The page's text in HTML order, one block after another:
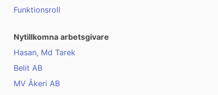
Funktionsroll
Nytillkomna arbetsgivare
Hasan, Md Tarek
Belit AB
MV Åkeri AB